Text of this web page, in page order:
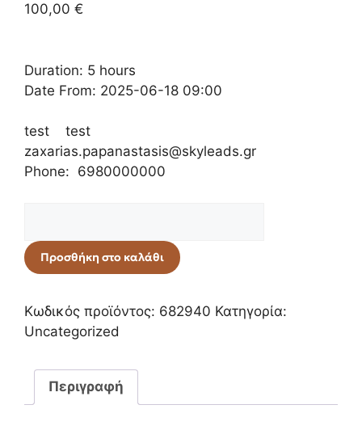
100,00 €
Duration: 5 hours
Date From: 2025-06-18 09:00
test test
zaxarias.papanastasis@skyleads.gr
Phone: 6980000000
Προσθήκη στο καλάθι
Κωδικός προϊόντος: 682940 Κατηγορία:
Uncategorized
Περιγραφή